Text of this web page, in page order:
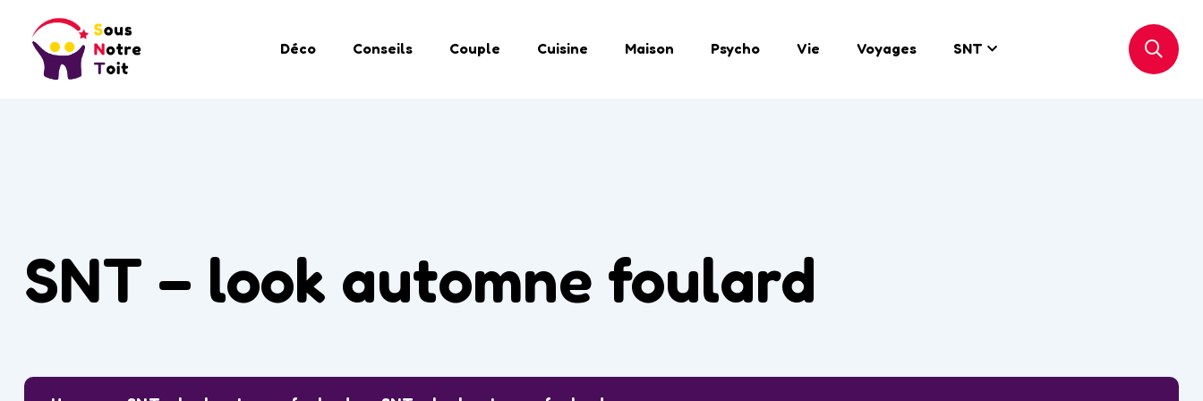
Déco Conseils Couple Cuisine Maison Psycho Vie Voyages SNT
SNT – look automne foulard